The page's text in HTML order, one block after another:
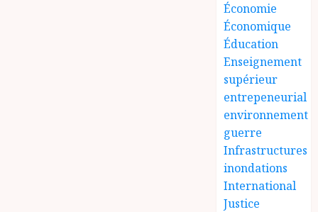
Économie
Économique
Éducation
Enseignement
supérieur
entrepeneurial
environnement
guerre
Infrastructures
inondations
International
Justice